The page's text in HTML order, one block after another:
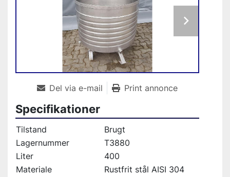
Del via e-mail Print annonce
Specifikationer
Tilstand
Brugt
Lagernummer
T3880
Liter
400
Materiale
Rustfrit stål AISI 304